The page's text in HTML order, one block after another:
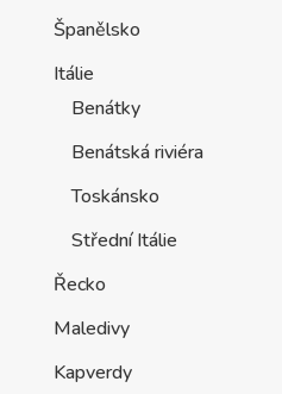
Španělsko
Itálie
Benátky
Benátská riviéra
Toskánsko
Střední Itálie
Řecko
Maledivy
Kapverdy